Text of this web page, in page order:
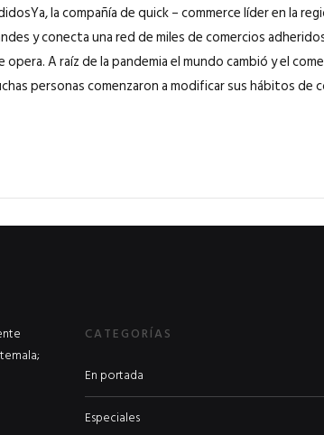
la compañía de quick – commerce líder en la
y conecta una red de miles de comercios
opera. A raíz de la pandemia el mundo cambió y el
personas comenzaron a modificar sus hábitos de
CATEGORÍAS
En portada
Especiales